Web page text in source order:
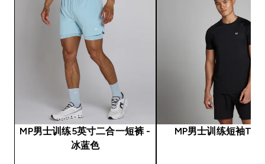
MP男士训练5英寸二合一短裤 -
冰蓝色
MP男士训练短袖T恤